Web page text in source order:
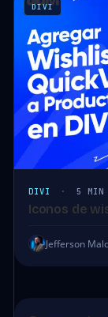
DIVI
DIVI · 5 MIN
Iconos de
Jefferson